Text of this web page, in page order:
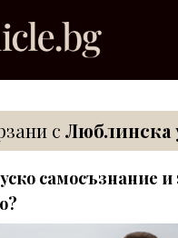
с Люблинска
самосъзнание и